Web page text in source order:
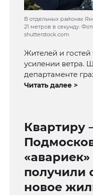
В отдельных районах
21 метров в секунду.
shutterstock.com
Жителей и
усилении ветра.
департаменте
Читать далее >
Квартиру
получили
новое